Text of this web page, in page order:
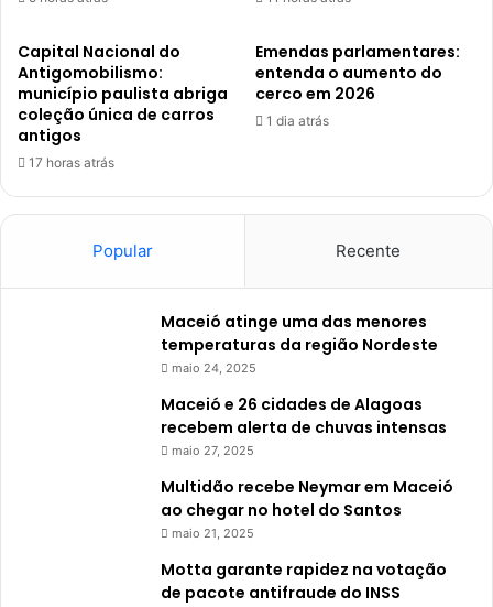
Capital Nacional do
Antigomobilismo:
município paulista abriga
coleção única de carros
antigos
17 horas atrás
Emendas parlamentares:
entenda o aumento do
cerco em 2026
1 dia atrás
Popular Recente
Maceió atinge uma das menores
temperaturas da região Nordeste
maio 24, 2025
Maceió e 26 cidades de Alagoas
recebem alerta de chuvas intensas
maio 27, 2025
Multidão recebe Neymar em Maceió
ao chegar no hotel do Santos
maio 21, 2025
Motta garante rapidez na votação
de pacote antifraude do INSS